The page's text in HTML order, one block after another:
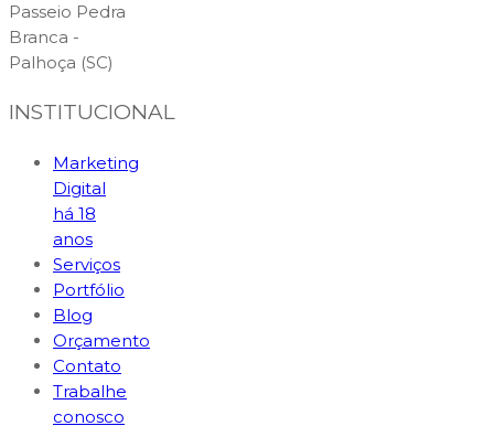
Passeio Pedra
Branca -
Palhoça (SC)
INSTITUCIONAL
Marketing
Digital
há 18
anos
Serviços
Portfólio
Blog
Orçamento
Contato
Trabalhe
conosco